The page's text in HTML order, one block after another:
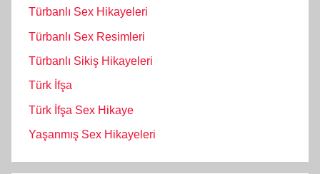
Türbanlı Sex Hikayeleri
Türbanlı Sex Resimleri
Türbanlı Sikiş Hikayeleri
Türk İfşa
Türk İfşa Sex Hikaye
Yaşanmış Sex Hikayeleri